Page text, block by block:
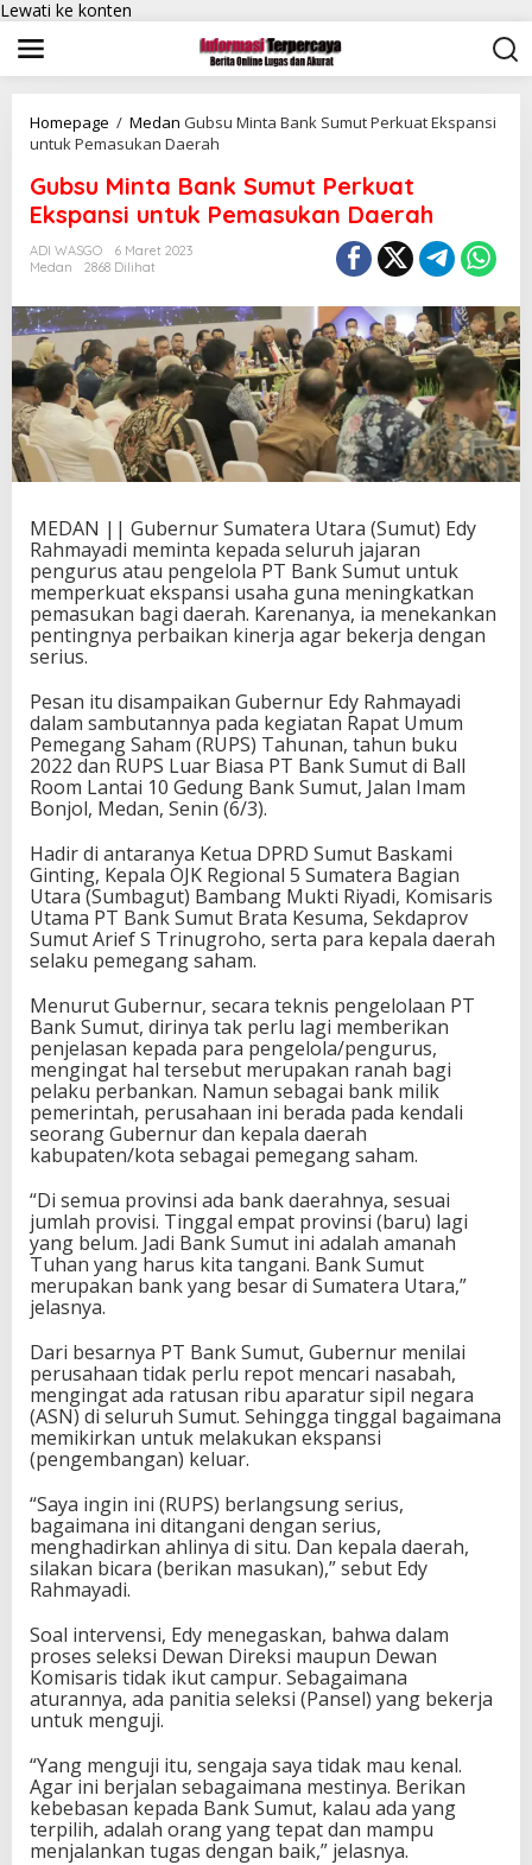
Lewati ke konten
Homepage / Medan Gubsu Minta Bank Sumut Perkuat Ekspansi
untuk Pemasukan Daerah
Gubsu Minta Bank Sumut Perkuat
Ekspansi untuk Pemasukan Daerah
ADI WASGO
6 Maret 2023
Medan
2868 Dilihat
MEDAN || Gubernur Sumatera Utara (Sumut) Edy
Rahmayadi meminta kepada seluruh jajaran
pengurus atau pengelola PT Bank Sumut untuk
memperkuat ekspansi usaha guna meningkatkan
pemasukan bagi daerah. Karenanya, ia menekankan
pentingnya perbaikan kinerja agar bekerja dengan
serius.
Pesan itu disampaikan Gubernur Edy Rahmayadi
dalam sambutannya pada kegiatan Rapat Umum
Pemegang Saham (RUPS) Tahunan, tahun buku
2022 dan RUPS Luar Biasa PT Bank Sumut di Ball
Room Lantai 10 Gedung Bank Sumut, Jalan Imam
Bonjol, Medan, Senin (6/3).
Hadir di antaranya Ketua DPRD Sumut Baskami
Ginting, Kepala OJK Regional 5 Sumatera Bagian
Utara (Sumbagut) Bambang Mukti Riyadi, Komisaris
Utama PT Bank Sumut Brata Kesuma, Sekdaprov
Sumut Arief S Trinugroho, serta para kepala daerah
selaku pemegang saham.
Menurut Gubernur, secara teknis pengelolaan PT
Bank Sumut, dirinya tak perlu lagi memberikan
penjelasan kepada para pengelola/pengurus,
mengingat hal tersebut merupakan ranah bagi
pelaku perbankan. Namun sebagai bank milik
pemerintah, perusahaan ini berada pada kendali
seorang Gubernur dan kepala daerah
kabupaten/kota sebagai pemegang saham.
“Di semua provinsi ada bank daerahnya, sesuai
jumlah provisi. Tinggal empat provinsi (baru) lagi
yang belum. Jadi Bank Sumut ini adalah amanah
Tuhan yang harus kita tangani. Bank Sumut
merupakan bank yang besar di Sumatera Utara,”
jelasnya.
Dari besarnya PT Bank Sumut, Gubernur menilai
perusahaan tidak perlu repot mencari nasabah,
mengingat ada ratusan ribu aparatur sipil negara
(ASN) di seluruh Sumut. Sehingga tinggal bagaimana
memikirkan untuk melakukan ekspansi
(pengembangan) keluar.
“Saya ingin ini (RUPS) berlangsung serius,
bagaimana ini ditangani dengan serius,
menghadirkan ahlinya di situ. Dan kepala daerah,
silakan bicara (berikan masukan),” sebut Edy
Rahmayadi.
Soal intervensi, Edy menegaskan, bahwa dalam
proses seleksi Dewan Direksi maupun Dewan
Komisaris tidak ikut campur. Sebagaimana
aturannya, ada panitia seleksi (Pansel) yang bekerja
untuk menguji.
“Yang menguji itu, sengaja saya tidak mau kenal.
Agar ini berjalan sebagaimana mestinya. Berikan
kebebasan kepada Bank Sumut, kalau ada yang
terpilih, adalah orang yang tepat dan mampu
menjalankan tugas dengan baik,” jelasnya.